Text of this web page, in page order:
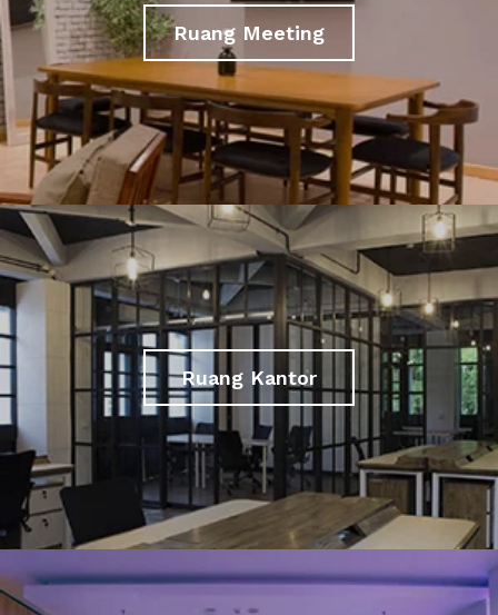
Ruang Meeting
Ruang Kantor